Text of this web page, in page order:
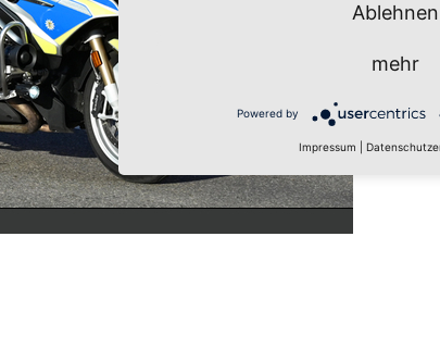
Ablehnen
mehr
Powered by
Impressum